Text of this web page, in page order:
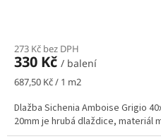
273 Kč bez DPH
330 Kč / balení
Měrná
687,50 Kč / 1 m2
Dlažba Sichenia Amboise Grigio
20mm je hrubá dlaždice, materiál